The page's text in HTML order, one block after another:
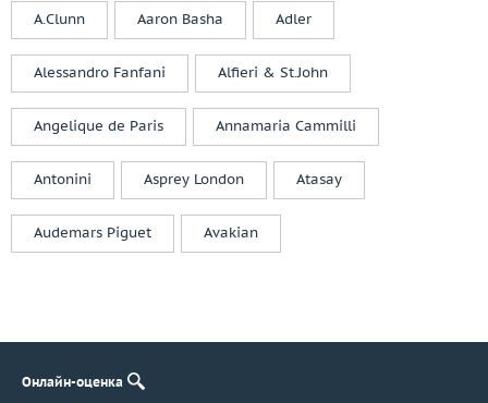
A.Clunn Aaron Basha Adler
Alessandro Fanfani Alfieri & St.John
Angelique de Paris Annamaria Cammilli
Antonini Asprey London Atasay
Audemars Piguet Avakian
Онлайн-оценка